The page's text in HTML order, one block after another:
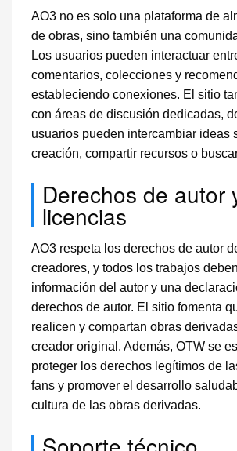
AO3 no es solo una plataforma de
de obras, sino también una
Los usuarios pueden interactuar
comentarios, colecciones y
estableciendo conexiones. El sitio
con áreas de discusión dedicadas,
usuarios pueden intercambiar ideas
creación, compartir recursos o
Derechos de autor
licencias
AO3 respeta los derechos de autor
creadores, y todos los trabajos
información del autor y una
derechos de autor. El sitio fomenta
realicen y compartan obras
creador original. Además, OTW se
proteger los derechos legítimos de
fans y promover el desarrollo
cultura de las obras derivadas.